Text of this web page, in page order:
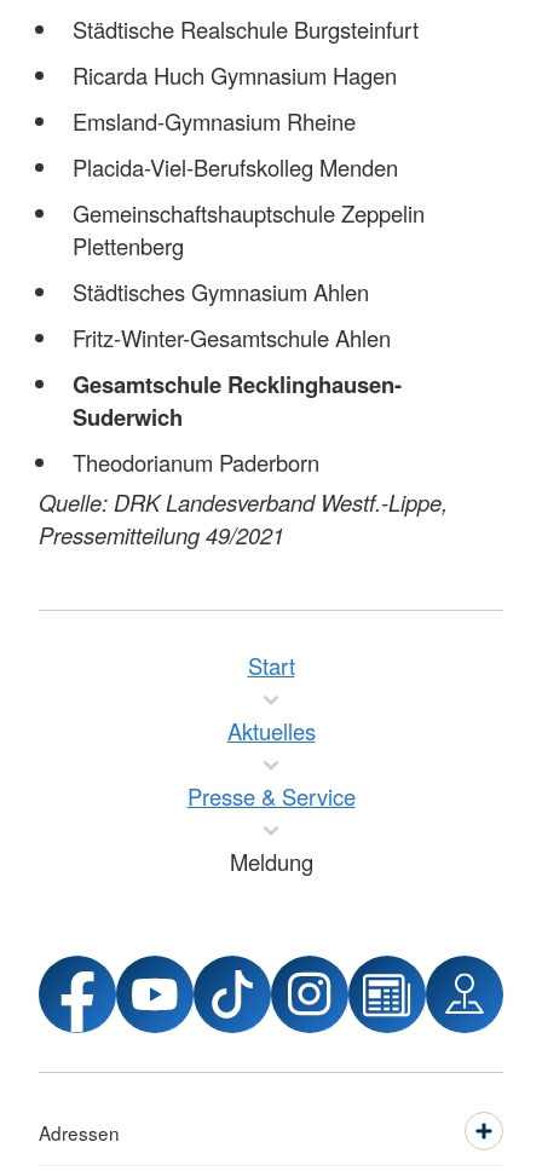
Städtische Realschule Burgsteinfurt
Ricarda Huch Gymnasium Hagen
Emsland-Gymnasium Rheine
Placida-Viel-Berufskolleg Menden
Gemeinschaftshauptschule Zeppelin
Plettenberg
Städtisches Gymnasium Ahlen
Fritz-Winter-Gesamtschule Ahlen
Gesamtschule Recklinghausen-
Suderwich
Theodorianum Paderborn
Quelle: DRK Landesverband Westf.-Lippe,
Pressemitteilung 49/2021
Start
Aktuelles
Presse & Service
Meldung
Adressen